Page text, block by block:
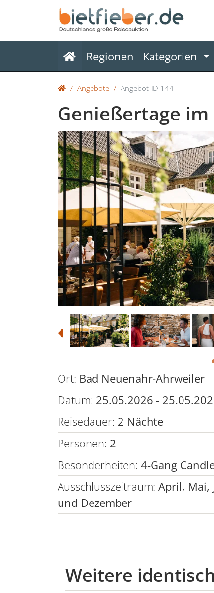
(current)
Regionen Kategorien
Angebote Angebot-ID 144
Genießertage
Ort: Bad Neuenahr-Ahrweiler
Datum: 25.05.2026 -
Reisedauer: 2 Nächte
Personen: 2
Besonderheiten: 4-Gang
Ausschlusszeitraum: April, Mai,
und Dezember
Weitere